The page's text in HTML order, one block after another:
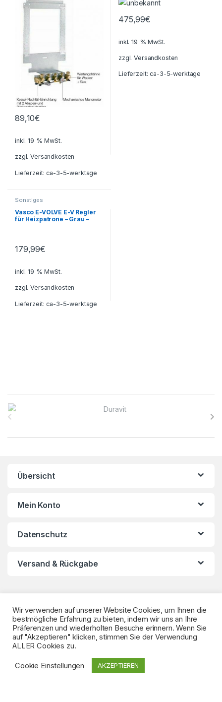
89,10€
inkl. 19 % MwSt.
zzgl.Versandkosten
Lieferzeit:ca-3-5-werktage
475,99€
inkl. 19 % MwSt.
zzgl.Versandkosten
Lieferzeit:ca-3-5-werktage
Sonstiges
Vasco E-VOLVE E-V Regler
für Heizpatrone – Grau –
179,99€
inkl. 19 % MwSt.
zzgl.Versandkosten
Lieferzeit:ca-3-5-werktage
Übersicht
Mein Konto
Datenschutz
Versand & Rückgabe
Sie haben eine Frage?
02151 93 14 540
Wir verwenden auf unserer Website Cookies, um Ihnen die
bestmögliche Erfahrung zu bieten, indem wir uns an Ihre
Präferenzen und wiederholten Besuche erinnern. Wenn Sie
auf "Akzeptieren" klicken, stimmen Sie der Verwendung
ALLER Cookies zu.
Cookie Einstellungen AKZEPTIEREN